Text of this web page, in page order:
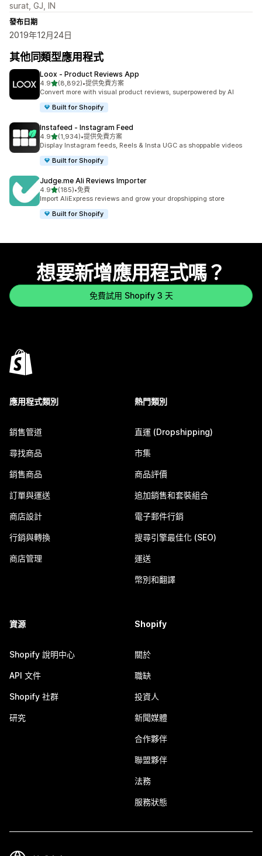
surat, GJ, IN
發布日期
2019年12月24日
其他同類型應用程式
Loox ‑ Product Reviews App
4.9滿分 5 顆星
(8,892)
共有 8892 則評價
•提供免費方案
Convert more with visual product reviews, superpowered by AI
Built for Shopify
Instafeed ‑ Instagram Feed
4.9滿分 5 顆星
(1,934)
共有 1934 則評價
•提供免費方案
Display Instagram feeds, Reels & Insta UGC as shoppable videos
Built for Shopify
Judge.me Ali Reviews Importer
4.9滿分 5 顆星
(185)
共有 185 則評價
•免費
Import AliExpress reviews and grow your dropshipping store
Built for Shopify
想要新增應用程式嗎？
免費試用 Shopify 3 天
應用程式類別
銷售管道
尋找商品
銷售商品
訂單與運送
商店設計
行銷與轉換
商店管理
熱門類別
直運 (Dropshipping)
市集
商品評價
追加銷售和套裝組合
電子郵件行銷
搜尋引擎最佳化 (SEO)
運送
幣別和翻譯
資源
Shopify 說明中心
API 文件
Shopify 社群
研究
Shopify
關於
職缺
投資人
新聞媒體
合作夥伴
聯盟夥伴
法務
服務狀態